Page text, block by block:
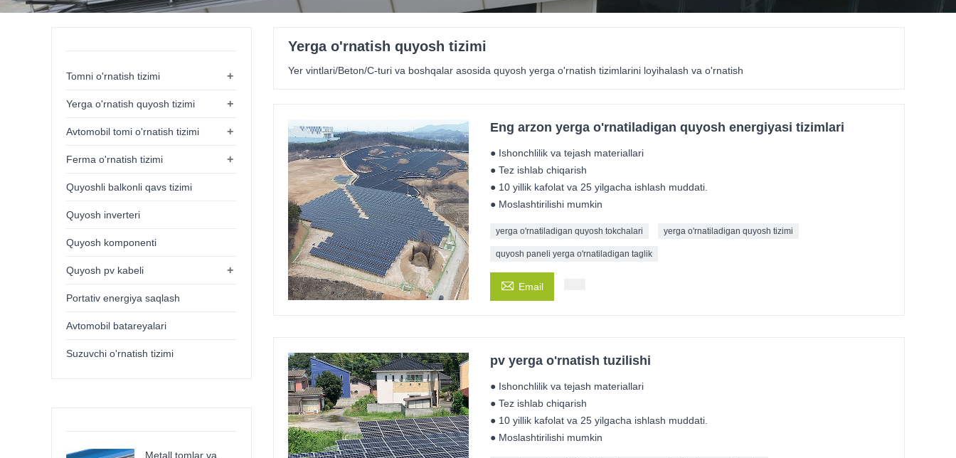
Yerga o'rnatish quyosh tizimi
Yer vintlari/Beton/C-turi va boshqalar asosida quyosh yerga o'rnatish tizimlarini loyihalash va o'rnatish
Eng arzon yerga o'rnatiladigan quyosh energiyasi tizimlari
● Ishonchlilik va tejash materiallari
● Tez ishlab chiqarish
● 10 yillik kafolat va 25 yilgacha ishlash muddati.
● Moslashtirilishi mumkin
yerga o'rnatiladigan quyosh tokchalari yerga o'rnatiladigan quyosh tizimi
quyosh paneli yerga o'rnatiladigan taglik
 Email
pv yerga o'rnatish tuzilishi
● Ishonchlilik va tejash materiallari
● Tez ishlab chiqarish
● 10 yillik kafolat va 25 yilgacha ishlash muddati.
● Moslashtirilishi mumkin
+
Tomni o'rnatish tizimi
+
Yerga o'rnatish quyosh tizimi
+
Avtomobil tomi o'rnatish tizimi
+
Ferma o'rnatish tizimi
Quyoshli balkonli qavs tizimi
Quyosh inverteri
Quyosh komponenti
+
Quyosh pv kabeli
Portativ energiya saqlash
Avtomobil batareyalari
Suzuvchi o'rnatish tizimi
Metall tomlar va